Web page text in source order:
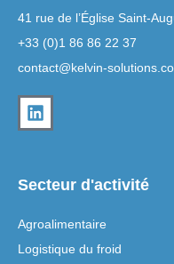
41 rue de l’Église Saint-
+33 (0)1 86 86 22 37
contact@kelvin-
Secteur d'activité
Agroalimentaire
Logistique du froid